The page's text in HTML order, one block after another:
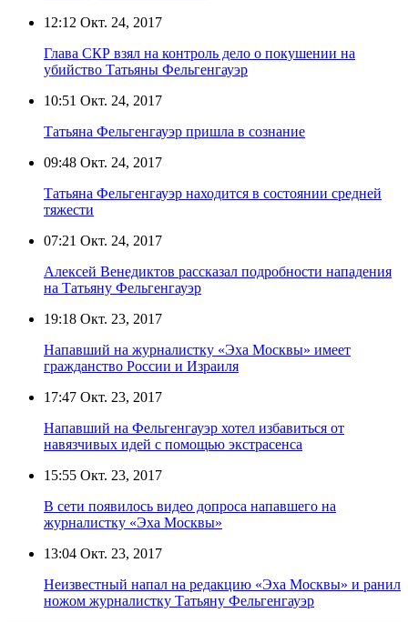
12:12 Окт. 24, 2017
Глава СКР взял на контроль дело о покушении на
убийство Татьяны Фельгенгауэр
10:51 Окт. 24, 2017
Татьяна Фельгенгауэр пришла в сознание
09:48 Окт. 24, 2017
Татьяна Фельгенгауэр находится в состоянии средней
тяжести
07:21 Окт. 24, 2017
Алексей Венедиктов рассказал подробности нападения
на Татьяну Фельгенгауэр
19:18 Окт. 23, 2017
Напавший на журналистку «Эха Москвы» имеет
гражданство России и Израиля
17:47 Окт. 23, 2017
Напавший на Фельгенгауэр хотел избавиться от
навязчивых идей с помощью экстрасенса
15:55 Окт. 23, 2017
В сети появилось видео допроса напавшего на
журналистку «Эха Москвы»
13:04 Окт. 23, 2017
Неизвестный напал на редакцию «Эха Москвы» и ранил
ножом журналистку Татьяну Фельгенгауэр